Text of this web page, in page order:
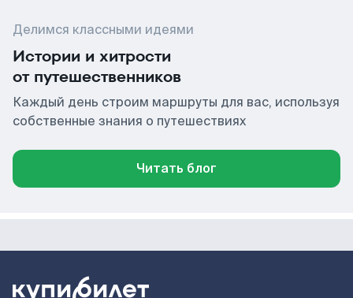
Делимся классными идеями
Истории и хитрости
от путешественников
Каждый день строим маршруты для вас, используя
собственные знания о путешествиях
Читать блог